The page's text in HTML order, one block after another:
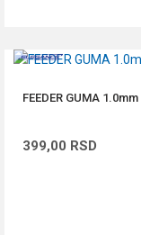
FEEDER GUMA 1.0mm
399,00 RSD